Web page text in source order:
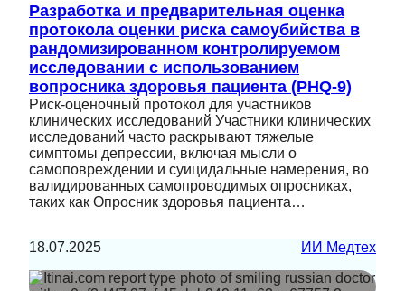
Разработка и предварительная оценка
протокола оценки риска самоубийства в
рандомизированном контролируемом
исследовании с использованием
вопросника здоровья пациента (PHQ-9)
Риск-оценочный протокол для участников
клинических исследований Участники клинических
исследований часто раскрывают тяжелые
симптомы депрессии, включая мысли о
самоповреждении и суицидальные намерения, во
валидированных самопроводимых опросниках,
таких как Опросник здоровья пациента…
18.07.2025 ИИ Медтех